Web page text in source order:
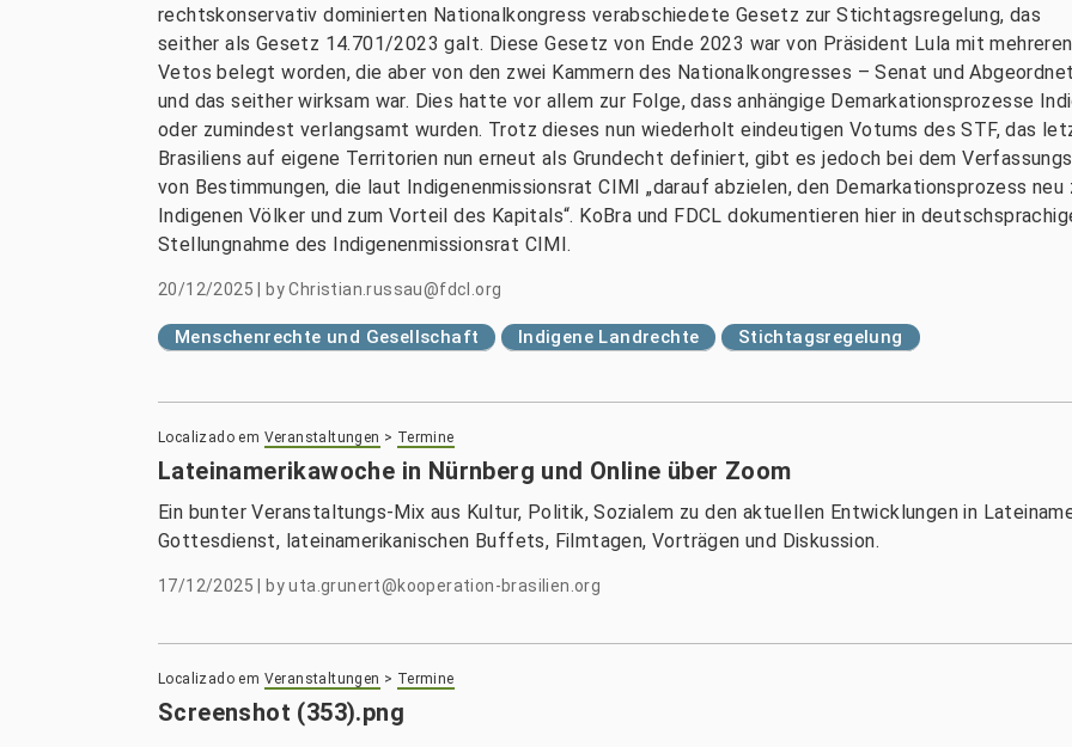
rechtskonservativ dominierten Nationalkongress verabschiedete Gesetz zur Stichtagsregelung, das
seither als Gesetz 14.701/2023 galt. Diese Gesetz von Ende 2023 war von Präsident Lula mit mehreren
Vetos belegt worden, die aber von den zwei Kammern des Nationalkongresses – Senat und
und das seither wirksam war. Dies hatte vor allem zur Folge, dass anhängige Demarkationsprozesse
oder zumindest verlangsamt wurden. Trotz dieses nun wiederholt eindeutigen Votums des STF, das
Brasiliens auf eigene Territorien nun erneut als Grundecht definiert, gibt es jedoch bei dem
von Bestimmungen, die laut Indigenenmissionsrat CIMI „darauf abzielen, den Demarkationsprozess
Indigenen Völker und zum Vorteil des Kapitals“. KoBra und FDCL dokumentieren hier in
Stellungnahme des Indigenenmissionsrat CIMI.
20/12/2025 byChristian.russau@fdcl.org
Menschenrechte und Gesellschaft Indigene Landrechte Stichtagsregelung
Localizado em Veranstaltungen > Termine
Lateinamerikawoche in Nürnberg und Online über Zoom
Ein bunter Veranstaltungs-Mix aus Kultur, Politik, Sozialem zu den aktuellen Entwicklungen in
Gottesdienst, lateinamerikanischen Buffets, Filmtagen, Vorträgen und Diskussion.
17/12/2025 byuta.grunert@kooperation-brasilien.org
Localizado em Veranstaltungen > Termine
Screenshot (353).png